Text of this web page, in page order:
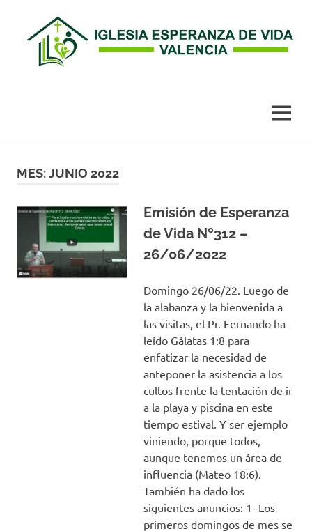
MENÚ
MES:JUNIO 2022
Emisión de Esperanza
de Vida Nº312 –
26/06/2022
Domingo 26/06/22. Luego de
la alabanza y la bienvenida a
las visitas, el Pr. Fernando ha
leído Gálatas 1:8 para
enfatizar la necesidad de
anteponer la asistencia a los
cultos frente la tentación de ir
a la playa y piscina en este
tiempo estival. Y ser ejemplo
viniendo, porque todos,
aunque tenemos un área de
influencia (Mateo 18:6).
También ha dado los
siguientes anuncios: 1- Los
primeros domingos de mes se